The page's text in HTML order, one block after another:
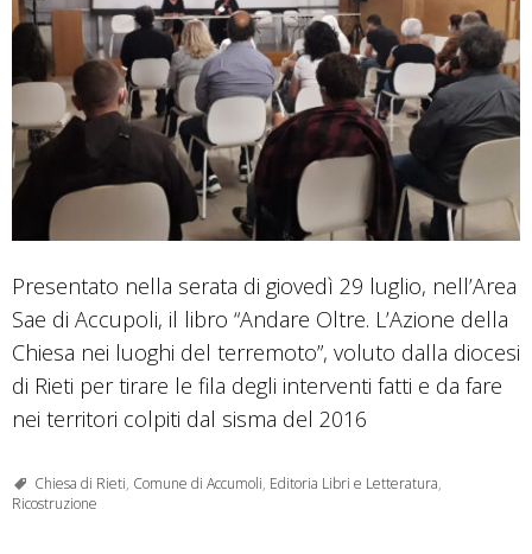
Presentato nella serata di giovedì 29 luglio, nell’Area
Sae di Accupoli, il libro “Andare Oltre. L’Azione della
Chiesa nei luoghi del terremoto”, voluto dalla diocesi
di Rieti per tirare le fila degli interventi fatti e da fare
nei territori colpiti dal sisma del 2016
Chiesa di Rieti, Comune di Accumoli, Editoria Libri e Letteratura,
Ricostruzione